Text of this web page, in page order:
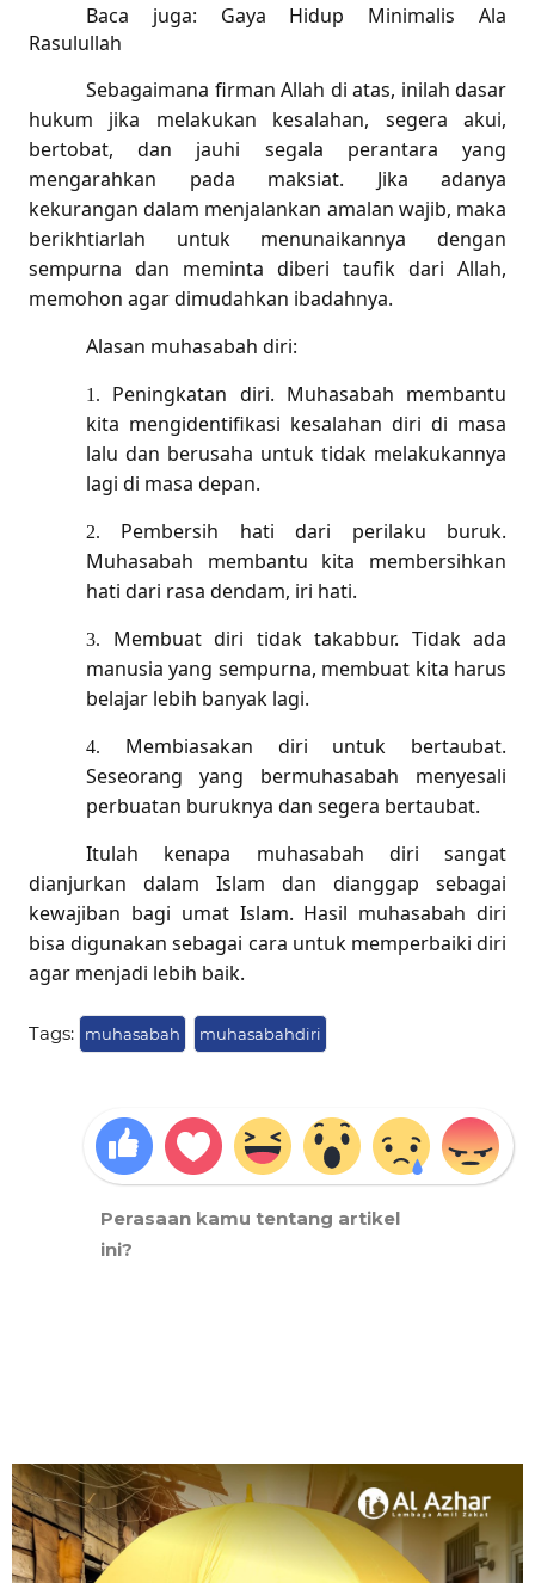
Baca juga: Gaya Hidup Minimalis Ala
Rasulullah
Sebagaimana firman Allah di atas, inilah dasar
hukum jika melakukan kesalahan, segera akui,
bertobat, dan jauhi segala perantara yang
mengarahkan pada maksiat. Jika adanya
kekurangan dalam menjalankan amalan wajib, maka
berikhtiarlah untuk menunaikannya dengan
sempurna dan meminta diberi taufik dari Allah,
memohon agar dimudahkan ibadahnya.
Alasan muhasabah diri:
1. Peningkatan diri. Muhasabah membantu
kita mengidentifikasi kesalahan diri di masa
lalu dan berusaha untuk tidak melakukannya
lagi di masa depan.
2. Pembersih hati dari perilaku buruk.
Muhasabah membantu kita membersihkan
hati dari rasa dendam, iri hati.
3. Membuat diri tidak takabbur. Tidak ada
manusia yang sempurna, membuat kita harus
belajar lebih banyak lagi.
4. Membiasakan diri untuk bertaubat.
Seseorang yang bermuhasabah menyesali
perbuatan buruknya dan segera bertaubat.
Itulah kenapa muhasabah diri sangat
dianjurkan dalam Islam dan dianggap sebagai
kewajiban bagi umat Islam. Hasil muhasabah diri
bisa digunakan sebagai cara untuk memperbaiki diri
agar menjadi lebih baik.
Tags: muhasabah muhasabahdiri
Perasaan kamu tentang artikel
ini?